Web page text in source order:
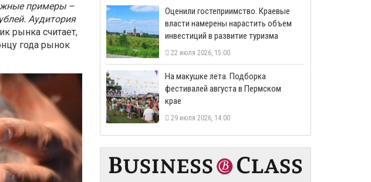
примеры –
Аудитория
рынка считает,
года рынок
Оценили гостеприимство. Краевые
власти намерены нарастить объем
инвестиций в развитие туризма
22 июля 2026, 15:00
На макушке лета. Подборка
фестивалей августа в Пермском
крае
29 июля 2026, 14:00